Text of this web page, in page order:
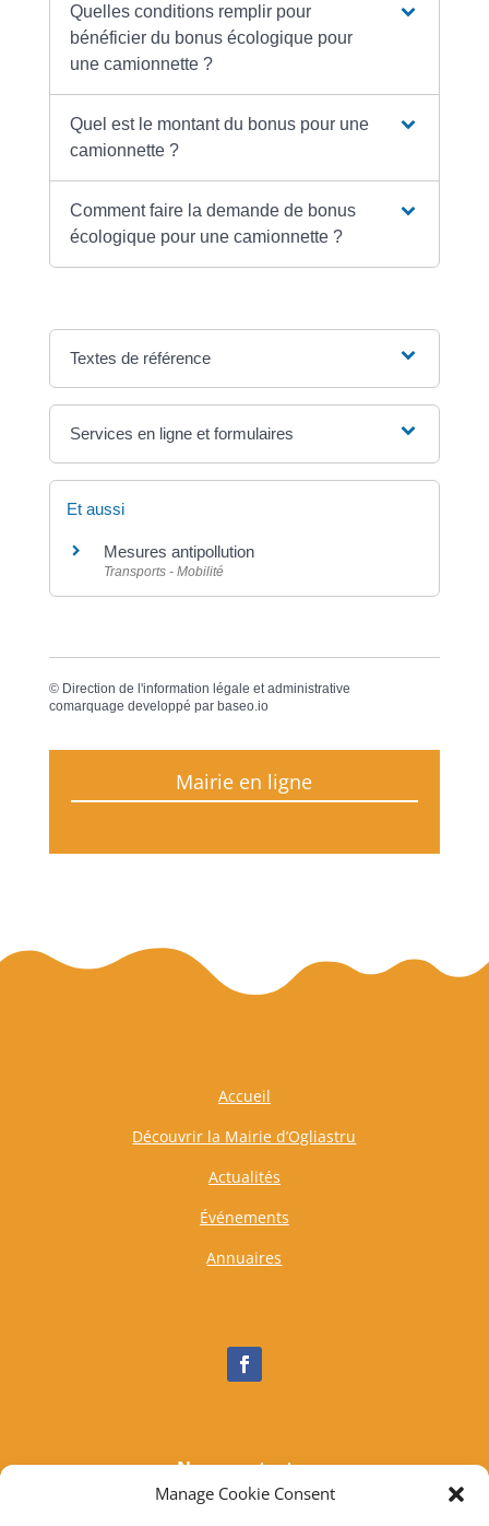
Manage Cookie Consent
Quelles conditions remplir pour
bénéficier du bonus écologique pour
une camionnette ?
Quel est le montant du bonus pour une
camionnette ?
Comment faire la demande de bonus
écologique pour une camionnette ?
Textes de référence
Services en ligne et formulaires
Et aussi
Mesures antipollution
Transports - Mobilité
© Direction de l'information légale et administrative
comarquage developpé par baseo.io
Mairie en ligne
Accueil
Découvrir la Mairie d’Ogliastru
Actualités
Événements
Annuaires
Nous contacter
Tél :